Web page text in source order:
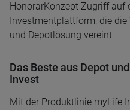
HonorarKonzept Zugriff auf
Investmentplattform, die
und Depotlösung vereint.
Das Beste aus Depot
Invest
Mit der Produktlinie myLife